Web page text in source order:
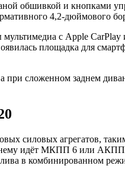
обшивкой и кнопками
4,2-дюймового
с Apple
площадка для
сложенном заднем
силовых агрегатов,
идёт МКПП 6 или АКПП
в комбинированном